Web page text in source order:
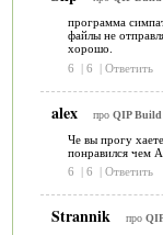
программа
файлы не
хорошо.
6
| 6 | Ответить
alex про QIP Build
Че вы прогу
понравился чем
6
| 6 | Ответить
Strannik про